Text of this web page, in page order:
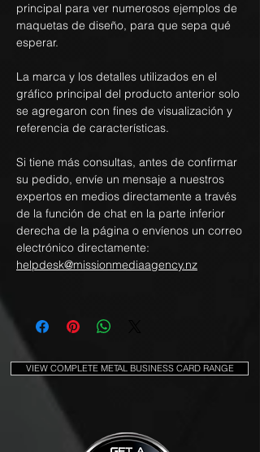
principal para ver numerosos ejemplos de
maquetas de diseño, para que sepa qué
esperar.
La marca y los detalles utilizados en el
gráfico principal del producto anterior solo
se agregaron con fines de visualización y
referencia de características.
Si tiene más consultas, antes de confirmar
su pedido, envíe un mensaje a nuestros
expertos en medios directamente a través
de la función de chat en la parte inferior
derecha de la página o envíenos un correo
electrónico directamente:
helpdesk@missionmediaagency.nz
VIEW COMPLETE METAL BUSINESS CARD RANGE